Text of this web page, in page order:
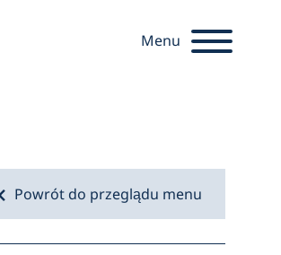
Menu
Powrót do przeglądu menu